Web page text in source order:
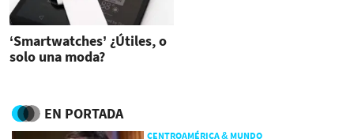
‘Smartwatches’ ¿Útiles, o
solo una moda?
EN PORTADA
CENTROAMÉRICA & MUNDO